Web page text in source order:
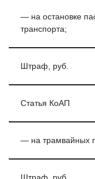
— на остановке
транспорта;
Штраф, руб.
Статья КоАП
— на трамвайных